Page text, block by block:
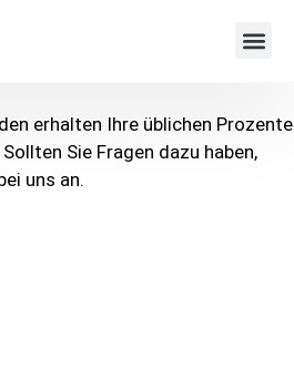
erhalten Ihre üblichen Prozente
Sie Fragen dazu haben,
uns an.